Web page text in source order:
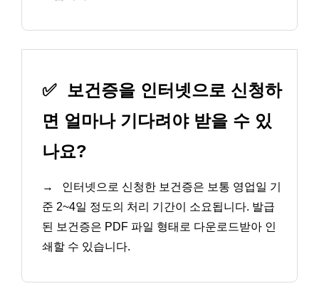
✅ 보건증을 인터넷으로 신청하
면 얼마나 기다려야 받을 수 있
나요?
→
인터넷으로 신청한 보건증은 보통 영업일 기
준 2~4일 정도의 처리 기간이 소요됩니다. 발급
된 보건증은 PDF 파일 형태로 다운로드받아 인
쇄할 수 있습니다.